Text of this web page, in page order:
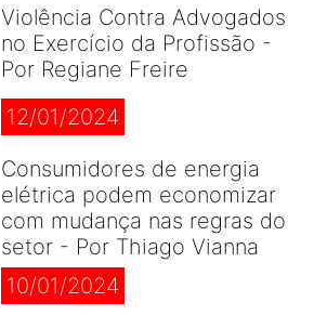
Violência Contra Advogados
no Exercício da Profissão -
Por Regiane Freire
12/01/2024
Consumidores de energia
elétrica podem economizar
com mudança nas regras do
setor - Por Thiago Vianna
10/01/2024